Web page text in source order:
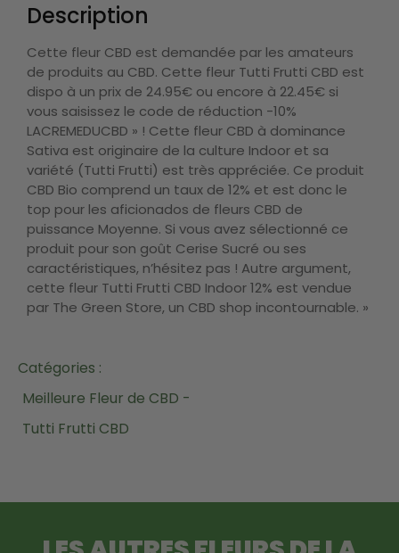
Description
Cette fleur CBD est demandée par les amateurs
de produits au CBD. Cette fleur Tutti Frutti CBD est
dispo à un prix de 24.95€ ou encore à 22.45€ si
vous saisissez le code de réduction -10%
LACREMEDUCBD » ! Cette fleur CBD à dominance
Sativa est originaire de la culture Indoor et sa
variété (Tutti Frutti) est très appréciée. Ce produit
CBD Bio comprend un taux de 12% et est donc le
top pour les aficionados de fleurs CBD de
puissance Moyenne. Si vous avez sélectionné ce
produit pour son goût Cerise Sucré ou ses
caractéristiques, n’hésitez pas ! Autre argument,
cette fleur Tutti Frutti CBD Indoor 12% est vendue
par The Green Store, un CBD shop incontournable. »
Catégories :
Meilleure Fleur de CBD -
Tutti Frutti CBD